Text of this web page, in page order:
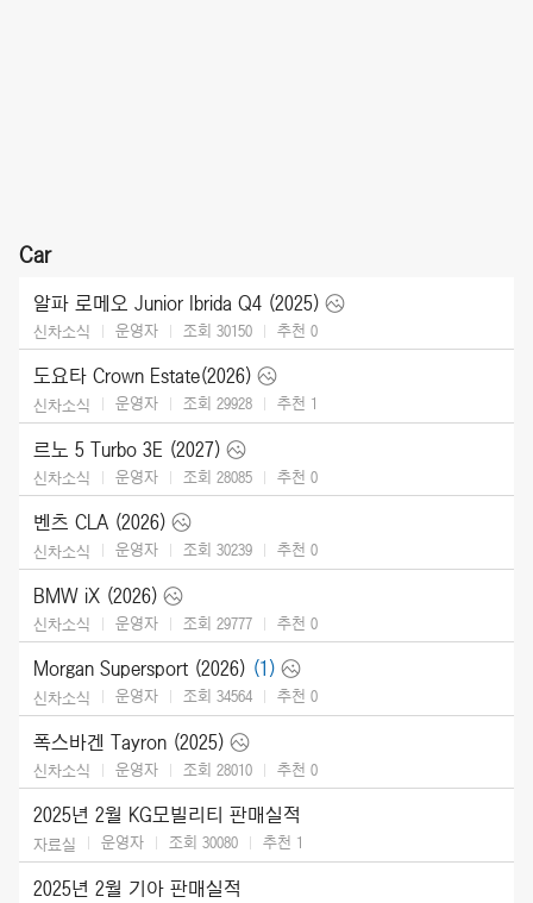
Car
알파 로메오 Junior Ibrida Q4 (2025)
신차소식 운영자 조회 30150 추천 0
도요타 Crown Estate(2026)
신차소식 운영자 조회 29928 추천 1
르노 5 Turbo 3E (2027)
신차소식 운영자 조회 28085 추천 0
벤츠 CLA (2026)
신차소식 운영자 조회 30239 추천 0
BMW iX (2026)
신차소식 운영자 조회 29777 추천 0
Morgan Supersport (2026) (1)
신차소식 운영자 조회 34564 추천 0
폭스바겐 Tayron (2025)
신차소식 운영자 조회 28010 추천 0
2025년 2월 KG모빌리티 판매실적
자료실 운영자 조회 30080 추천 1
2025년 2월 기아 판매실적